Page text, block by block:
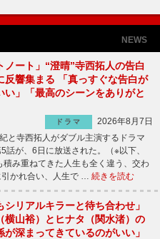
NEWS
ノート」“澄晴”寺西拓人の告白
反響集まる 「真っすぐな告白が
い」「最高のシーンをありがと
ドラマ
2026年8月7日
と寺西拓人がダブル主演するドラマ
話が、6日に放送された。（※以下、
み重ねてきた人生も全く違う、交わ
かれ合い、人生で … 続きを読む
シリアルキラーと待ち合わせ」
横山裕）とヒナタ（関水渚）の
が深まってきているのがいい」